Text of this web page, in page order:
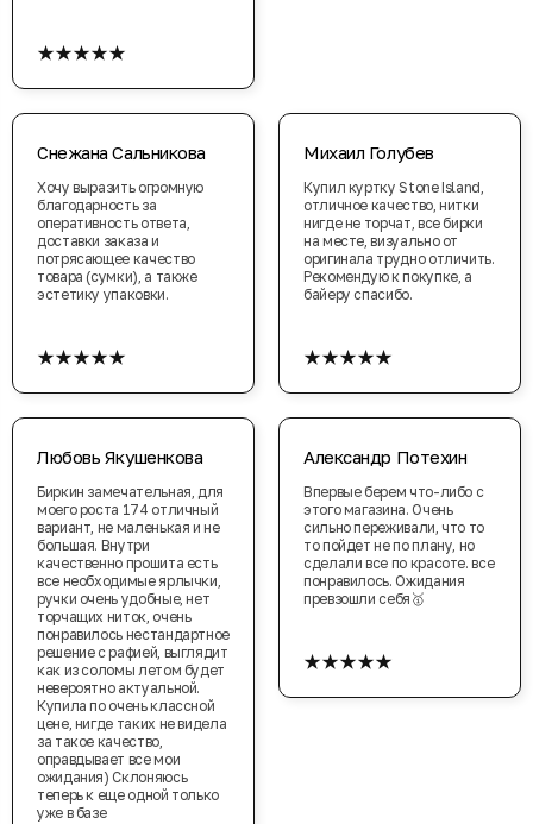
★★★★★
Снежана Сальникова
Хочу выразить огромную
благодарность за
оперативность ответа,
доставки заказа и
потрясающее качество
товара (сумки), а также
эстетику упаковки.
★★★★★
Михаил Голубев
Купил куртку Stone Island,
отличное качество, нитки
нигде не торчат, все бирки
на месте, визуально от
оригинала трудно отличить.
Рекомендую к покупке, а
байеру спасибо.
★★★★★
Любовь Якушенкова
Биркин замечательная, для
моего роста 174 отличный
вариант, не маленькая и не
большая. Внутри
качественно прошита есть
все необходимые ярлычки,
ручки очень удобные, нет
торчащих ниток, очень
понравилось нестандартное
решение с рафией, выглядит
как из соломы летом будет
невероятно актуальной.
Купила по очень классной
цене, нигде таких не видела
за такое качество,
оправдывает все мои
ожидания) Склоняюсь
теперь к еще одной только
уже в базе
Александр Потехин
Впервые берем что-либо с
этого магазина. Очень
сильно переживали, что то
то пойдет не по плану, но
сделали все по красоте. все
понравилось. Ожидания
превзошли себя🥇
★★★★★